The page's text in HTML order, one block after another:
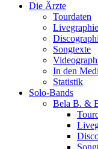
Die Ärzte
Tourdaten
Livegraphie
Songtexte
In den
Statistik
Solo-Bands
Bela B. &